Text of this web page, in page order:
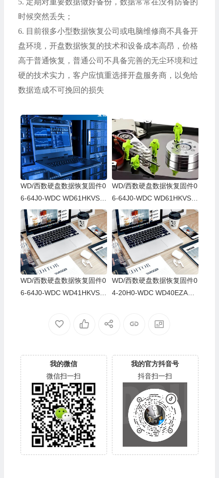
5. 定期对重要数据做好备份，数据常常在没有防备的
时候突然丢失；
6. 目前很多小型数据恢复公司或电脑维修商不具备开
盘环境，开盘数据恢复的技术和设备成本高昂，价格
高于普通恢复，普通公司不具备完善的无尘环境和过
硬的技术实力，客户应慎重选择开盘服务商，以免给
数据造成不可挽回的损失
WD/西数硬盘数据恢复固件0
6-64J0-WDC WD61HKVS-7
8AUSY0-80-00A80-WD-WX
52D71DH04K-00060064-27
00
WD/西数硬盘数据恢复固件0
6-64J0-WDC WD61HKVS-7
8AUSY0-80-00A80-WD-WX
22D2143CAS-00060064-27
00
WD/西数硬盘数据恢复固件0
6-64J0-WDC WD41HKVS-7
WD/西数硬盘数据恢复固件0
4-20H0-WDC WD40EZAZ-0
700
我的微信
微信扫一扫
我的官方抖音号
抖音扫一扫